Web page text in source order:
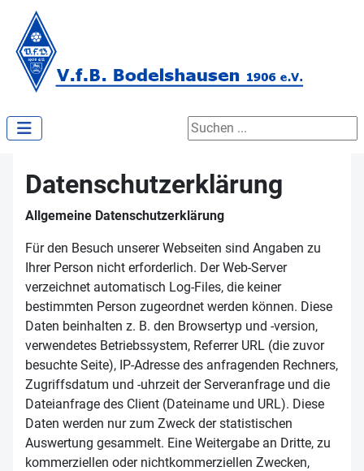
Suchen ...
Datenschutzerklärung
Allgemeine Datenschutzerklärung
Für den Besuch unserer Webseiten sind Angaben zu
Ihrer Person nicht erforderlich. Der Web-Server
verzeichnet automatisch Log-Files, die keiner
bestimmten Person zugeordnet werden können. Diese
Daten beinhalten z. B. den Browsertyp und -version,
verwendetes Betriebssystem, Referrer URL (die zuvor
besuchte Seite), IP-Adresse des anfragenden Rechners,
Zugriffsdatum und -uhrzeit der Serveranfrage und die
Dateianfrage des Client (Dateiname und URL). Diese
Daten werden nur zum Zweck der statistischen
Auswertung gesammelt. Eine Weitergabe an Dritte, zu
kommerziellen oder nichtkommerziellen Zwecken,